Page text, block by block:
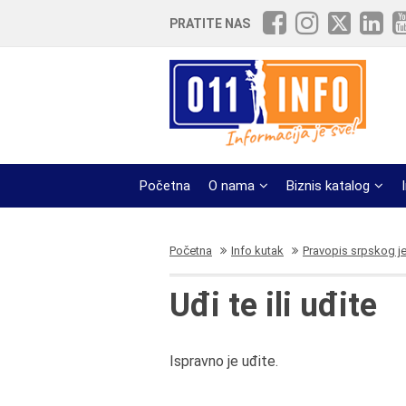
PRATITE NAS
Početna O nama Biznis katalog
Početna Info kutak Pravopis srpskog
Uđi te ili uđite
Ispravno je uđite.